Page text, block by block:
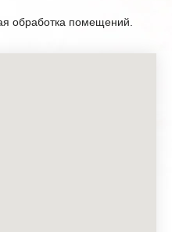
обработка помещений.